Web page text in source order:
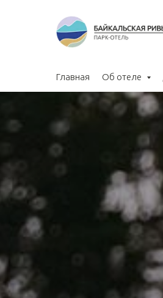
Главная Об отеле